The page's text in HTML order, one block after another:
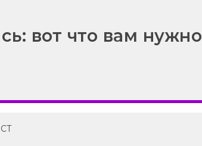
вот что вам нужно